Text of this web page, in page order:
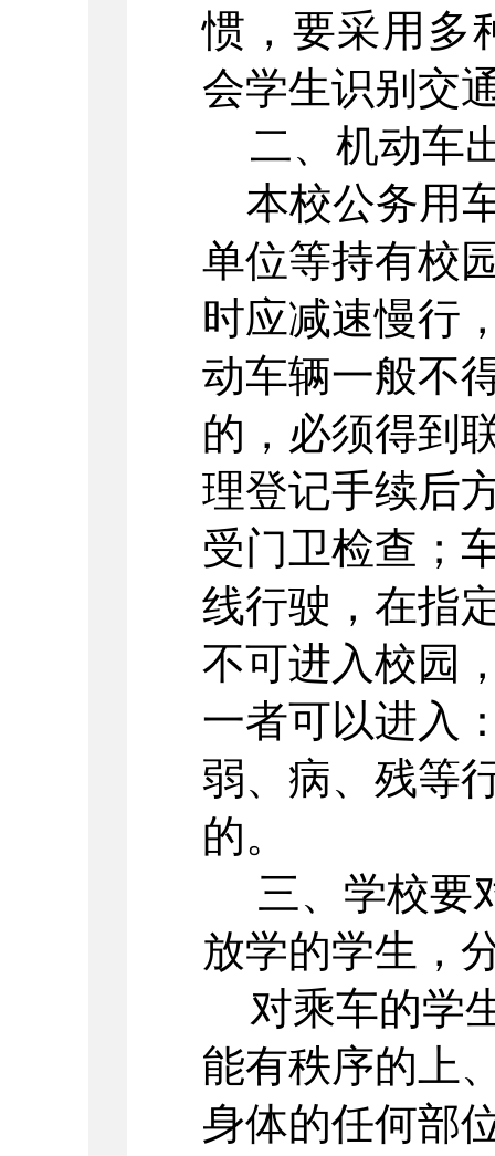
惯，要采用多
会学生识别交
二、机动车
本校公务用
单位等持有校
时应减速慢行
动车辆一般不
的，必须得到
理登记手续后
受门卫检查；
线行驶，在指
不可进入校园
一者可以进入
弱、病、残等
的。
三、学校要
放学的学生，
对乘车的学
能有秩序的上
身体的任何部